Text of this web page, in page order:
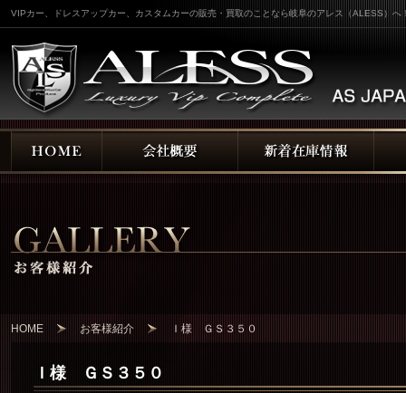
VIPカー、ドレスアップカー、カスタムカーの販売・買取のことなら岐阜のアレス（ALESS）へ
HOME お客様紹介 Ｉ様 ＧＳ３５０
Ｉ様 ＧＳ３５０